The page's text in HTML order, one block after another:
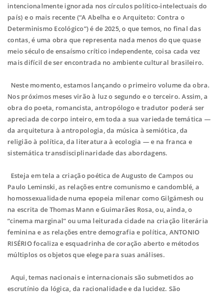
intencionalmente ignorada nos círculos político-intelectuais do
país) e o mais recente (“A Abelha e o Arquiteto: Contra o
Determinismo Ecológico”) é de 2025, o que temos, no final das
contas, é uma obra que representa nada menos do que quase
meio século de ensaísmo crítico independente, coisa cada vez
mais difícil de ser encontrada no ambiente cultural brasileiro.
Neste momento, estamos lançando o primeiro volume da obra.
Nos próximos meses virão à luz o segundo e o terceiro. Assim, a
obra do poeta, romancista, antropólogo e tradutor poderá ser
apreciada de corpo inteiro, em toda a sua variedade temática —
da arquitetura à antropologia, da música à semiótica, da
religião à política, da literatura à ecologia — e na franca e
sistemática transdisciplinaridade das abordagens.
Esteja em tela a criação poética de Augusto de Campos ou
Paulo Leminski, as relações entre comunismo e candomblé, a
homossexualidade numa epopeia milenar como Gilgámesh ou
na escrita de Thomas Mann e Guimarães Rosa, ou, ainda, o
“cinema marginal” ou uma leiturada cidade na criação literária
feminina e as relações entre demografia e política, ANTONIO
RISÉRIO focaliza e esquadrinha de coração aberto e métodos
múltiplos os objetos que elege para suas análises.
Aqui, temas nacionais e internacionais são submetidos ao
escrutínio da lógica, da racionalidade e da lucidez. São